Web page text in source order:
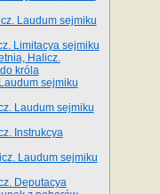
Laudum sejmiku
Limitacya sejmiku
Halicz.
króla
sejmiku
Laudum sejmiku
Instrukcya
Laudum sejmiku
Deputacya